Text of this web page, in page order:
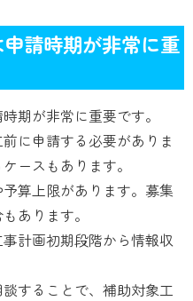
請時期が非常に重
期が非常に重要です。
に申請する必要がありま
ースもあります。
算上限があります。募集
あります。
計画初期段階から情報収
することで、補助対象工